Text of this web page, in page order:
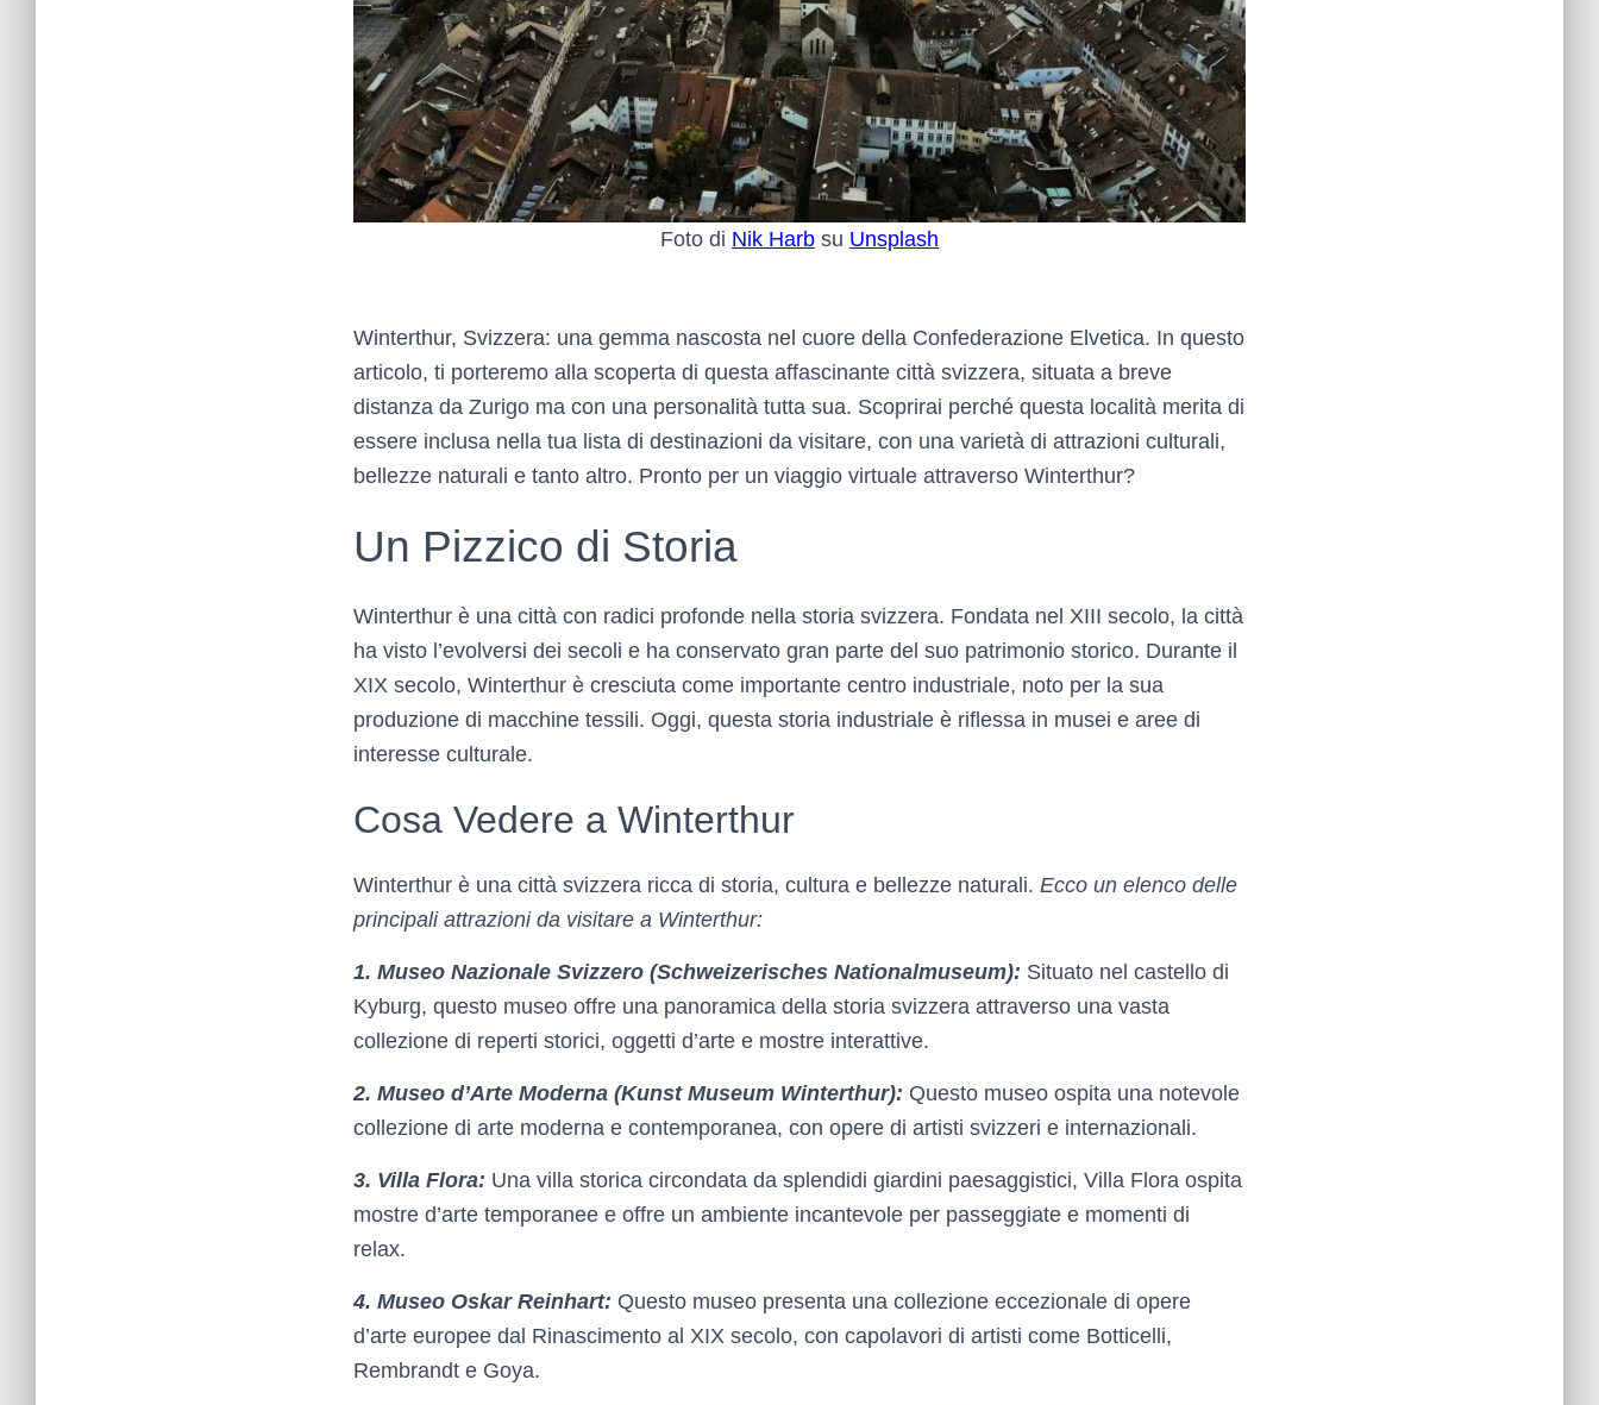
Foto di Nik Harb su Unsplash
Winterthur, Svizzera: una gemma nascosta nel cuore della Confederazione Elvetica. In questo
articolo, ti porteremo alla scoperta di questa affascinante città svizzera, situata a breve
distanza da Zurigo ma con una personalità tutta sua. Scoprirai perché questa località merita di
essere inclusa nella tua lista di destinazioni da visitare, con una varietà di attrazioni culturali,
bellezze naturali e tanto altro. Pronto per un viaggio virtuale attraverso Winterthur?
Un Pizzico di Storia
Winterthur è una città con radici profonde nella storia svizzera. Fondata nel XIII secolo, la città
ha visto l’evolversi dei secoli e ha conservato gran parte del suo patrimonio storico. Durante il
XIX secolo, Winterthur è cresciuta come importante centro industriale, noto per la sua
produzione di macchine tessili. Oggi, questa storia industriale è riflessa in musei e aree di
interesse culturale.
Cosa Vedere a Winterthur
Winterthur è una città svizzera ricca di storia, cultura e bellezze naturali. Ecco un elenco delle
principali attrazioni da visitare a Winterthur:
1. Museo Nazionale Svizzero (Schweizerisches Nationalmuseum): Situato nel castello di
Kyburg, questo museo offre una panoramica della storia svizzera attraverso una vasta
collezione di reperti storici, oggetti d’arte e mostre interattive.
2. Museo d’Arte Moderna (Kunst Museum Winterthur): Questo museo ospita una notevole
collezione di arte moderna e contemporanea, con opere di artisti svizzeri e internazionali.
3. Villa Flora: Una villa storica circondata da splendidi giardini paesaggistici, Villa Flora ospita
mostre d’arte temporanee e offre un ambiente incantevole per passeggiate e momenti di
relax.
4. Museo Oskar Reinhart: Questo museo presenta una collezione eccezionale di opere
d’arte europee dal Rinascimento al XIX secolo, con capolavori di artisti come Botticelli,
Rembrandt e Goya.